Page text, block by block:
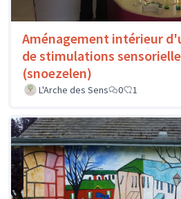
Aménagement intérieur
de stimulations
(snoezelen)
L'Arche des Sens 0 1